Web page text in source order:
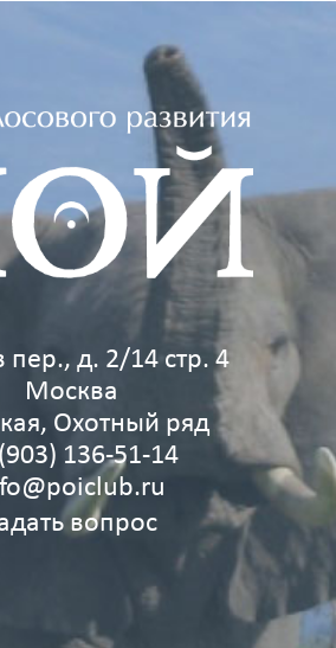
пер., д. 2/14 стр. 4
Москва
Охотный ряд
136‑51‑14
вопрос